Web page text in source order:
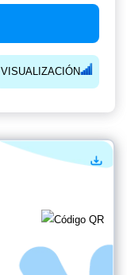
VISUALIZACIÓN